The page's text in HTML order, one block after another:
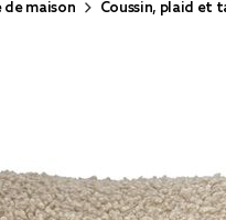
de maison Coussin, plaid et